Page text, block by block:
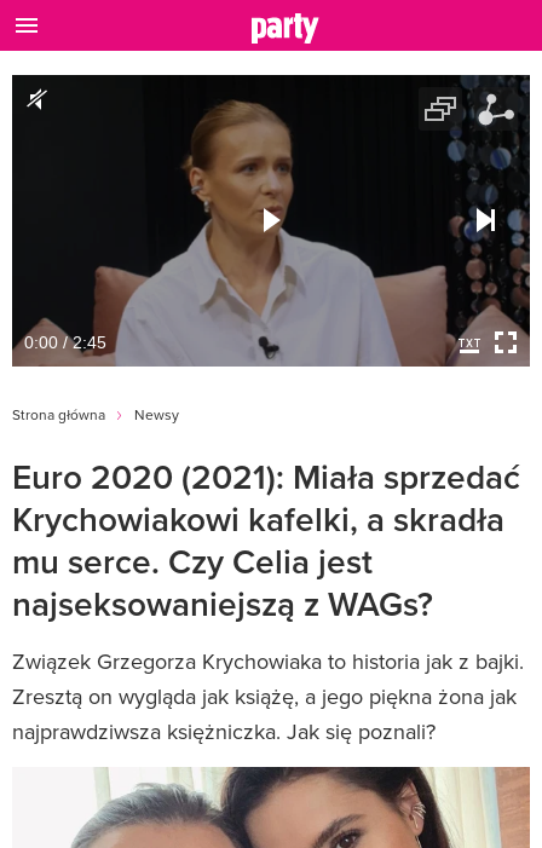
0:00 / 2:45
Strona główna Newsy
Euro 2020 (2021): Miała sprzedać
Krychowiakowi kafelki, a skradła
mu serce. Czy Celia jest
najseksowaniejszą z WAGs?
Związek Grzegorza Krychowiaka to historia jak z bajki.
Zresztą on wygląda jak książę, a jego piękna żona jak
najprawdziwsza księżniczka. Jak się poznali?